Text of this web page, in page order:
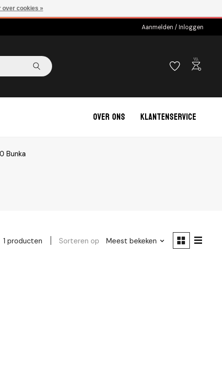
Aanmelden / Inloggen
outdoor_grill
Over ons Klantenservice
Bunka
1 producten Sorteren op Meest bekeken
over cookies »